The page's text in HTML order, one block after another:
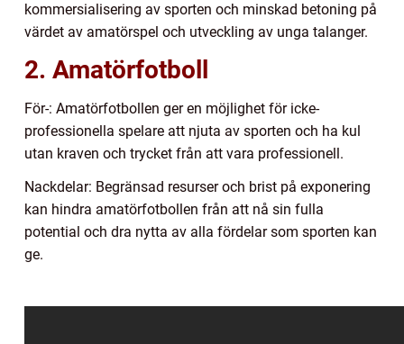
kommersialisering av sporten och minskad betoning på
värdet av amatörspel och utveckling av unga talanger.
2. Amatörfotboll
För-: Amatörfotbollen ger en möjlighet för icke-
professionella spelare att njuta av sporten och ha kul
utan kraven och trycket från att vara professionell.
Nackdelar: Begränsad resurser och brist på exponering
kan hindra amatörfotbollen från att nå sin fulla
potential och dra nytta av alla fördelar som sporten kan
ge.